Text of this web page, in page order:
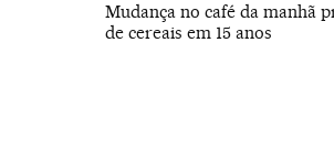
Mudança no café da manhã
de cereais em 15 anos